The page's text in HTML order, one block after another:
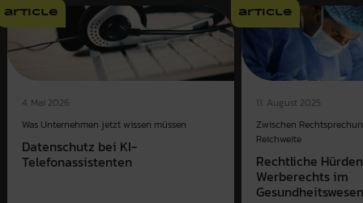
article
4. Mai 2026
Was Unternehmen jetzt wissen müssen
Datenschutz bei KI-
Telefonassistenten
article
11. August 2025
Zwischen
Reichweite
Rechtliche
Werberechts im
Gesundheitswesen